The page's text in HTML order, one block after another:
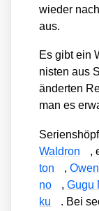
wie­der
aus.
Es gibt ein
nis­ten aus
än­der­ten
man es
Wald­ron
,
ton
,
no
,Gugu
ku
. Bei